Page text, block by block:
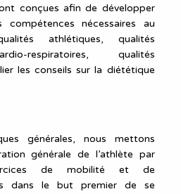
conçues afin de développer
nécessaires au
athlétiques, qualités
respiratoires, qualités
les conseils sur la diététique
générales, nous mettons
générale de l’athlète par
de mobilité et de
dans le but premier de se